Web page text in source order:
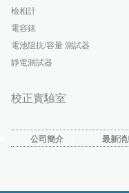
檢相計
電容錶
電池阻抗/容量 測試器
靜電測試器
校正實驗室
公司簡介 最新消